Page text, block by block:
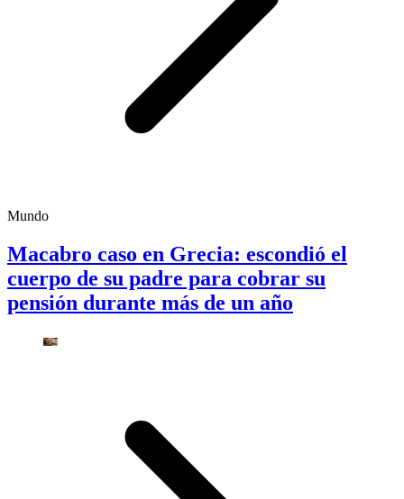
Mundo
Macabro caso en Grecia: escondió el
cuerpo de su padre para cobrar su
pensión durante más de un año